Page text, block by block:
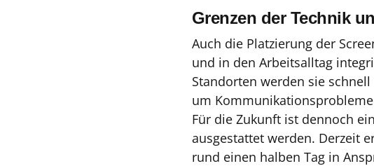
Grenzen der Technik
Auch die Platzierung der
und in den Arbeitsalltag
Standorten werden sie
um
Für die Zukunft ist dennoch
ausgestattet werden. Derzeit
rund einen halben Tag in